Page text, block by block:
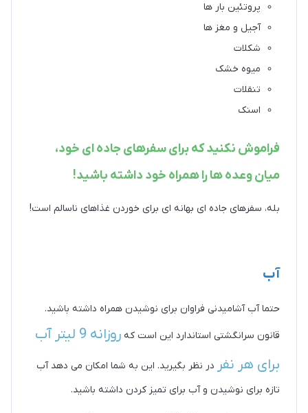
پروتئین بار ها
آجیل و مغز ها
شکلات
میوه خشک
تنقلات
اسنک
فراموش نکنید که برای سفرهای جاده ای خود،
میان وعده ها را همراه خود داشته باشید!
بله، سفرهای جاده ای بهانه ای برای خوردن غذاهای ناسالم است!
آب
حتما آب آشامیدنی فراوان برای نوشیدن همراه داشته باشید.
قانون سرانگشتی استاندارد این است که
روزانه 9 لیتر آب
برای هر نفر در نظر بگیرید. این به شما امکان می دهد آب
تازه برای نوشیدن و آب برای تمیز کردن داشته باشید.